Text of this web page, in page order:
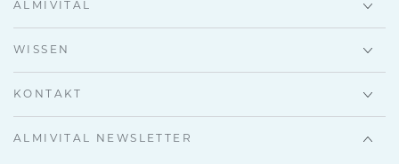
ALMIVITAL
WISSEN
KONTAKT
ALMIVITAL NEWSLETTER